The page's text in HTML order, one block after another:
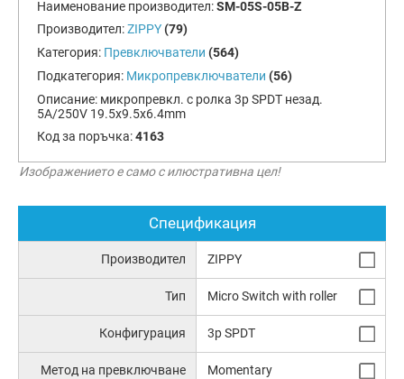
Наименование производител:SM-05S-05B-Z
Производител:ZIPPY (79)
Категория: Превключватели (564)
Подкатегория: Микропревключватели (56)
Описание: микропревкл. с ролка 3p SPDT незад.
5A/250V 19.5x9.5x6.4mm
Код за поръчка:4163
Изображението е само с илюстративна цел!
Спецификация
Производител ZIPPY
Тип Micro Switch with roller
Конфигурация 3p SPDT
Метод на превключване Momentary